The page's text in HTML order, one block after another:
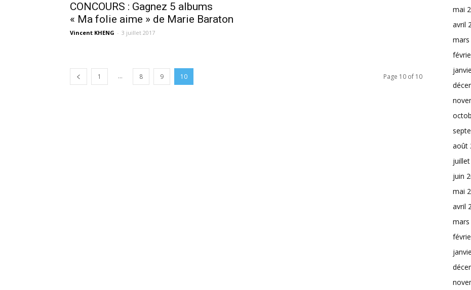
CONCOURS : Gagnez 5 albums
« Ma folie aime » de Marie Baraton
Vincent KHENG - 3 juillet 2017
1 ... 8 9 10 Page 10 of 10
mai
avril
mars
août
juin
mai
avril
mars